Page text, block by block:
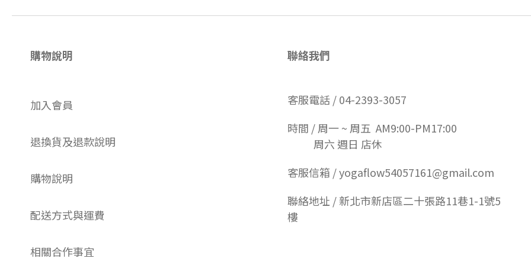
購物說明
加入會員
退換貨及退款說明
購物說明
配送方式與運費
相關合作事宜
聯絡我們
客服電話 / 04-2393-3057
時間 / 周一 ~ 周五 AM9:00-PM17:00
周六 週日 店休
客服信箱 / yogaflow54057161@gmail.com
聯絡地址 / 新北市新店區二十張路11巷1-1號5
樓